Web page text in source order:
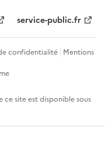
service-public.fr
confidentialité Mentions
site est disponible sous